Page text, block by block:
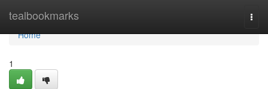
tealbookmarks
Home
Home
1